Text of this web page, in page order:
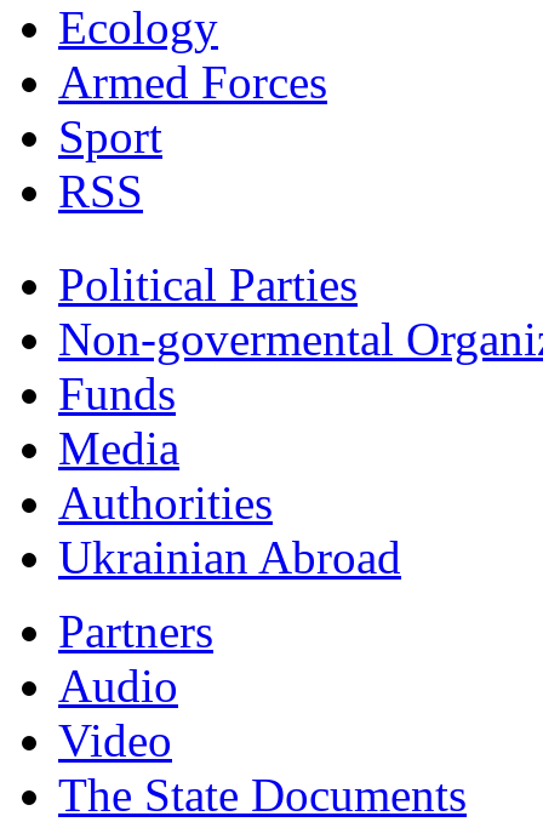
Ecology
Armed Forces
Sport
RSS
Political Parties
Non-govermental
Funds
Мedia
Authorities
Ukrainian Abroad
Partners
Audio
Video
The State Documents